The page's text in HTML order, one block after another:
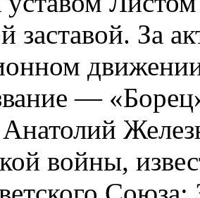
заставой. За
—
войны,